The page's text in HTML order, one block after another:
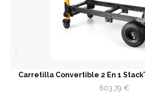
Carretilla Convertible 2 En 1
603,79 €